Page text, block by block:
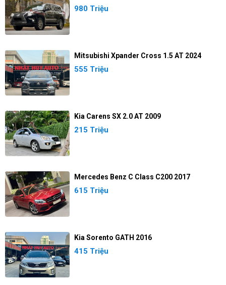
980 Triệu
Mitsubishi Xpander Cross 1.5 AT 2024
555 Triệu
Kia Carens SX 2.0 AT 2009
215 Triệu
Mercedes Benz C Class C200 2017
615 Triệu
Kia Sorento GATH 2016
415 Triệu